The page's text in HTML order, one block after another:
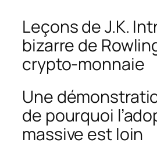
Leçons de J.K.
bizarre de
crypto-monnaie
Une
de pourquoi
massive est loin